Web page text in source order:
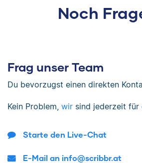
Noch
Frag unser Team
Du bevorzugst einen direkten
Kein Problem, wir sind jederzeit für
Starte den Live-Chat
E-Mail an info@scribbr.at